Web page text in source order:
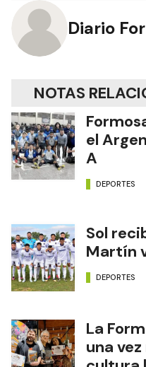
Diario
NOTAS
el
A
DEPORTES
Sol
Martín
DEPORTES
La
una